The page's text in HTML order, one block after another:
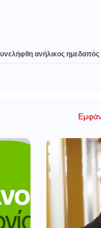
ανήλικος ημεδαπός